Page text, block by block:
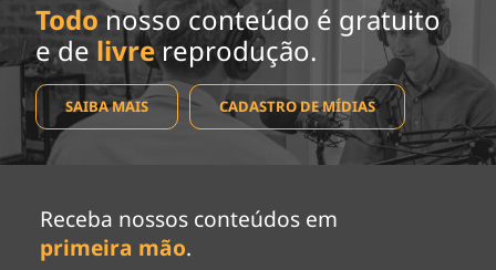
Todo nosso conteúdo é gratuito
e de livrereprodução.
SAIBA MAIS CADASTRO DE MÍDIAS
Receba nossos conteúdos em
primeira mão.